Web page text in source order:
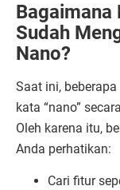
Bagaimana
Sudah
Nano?
Saat ini, beberapa
kata “nano” secara
Oleh karena itu,
Anda perhatikan:
Cari fitur